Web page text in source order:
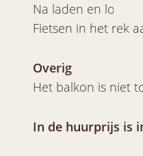
Na laden en
Fietsen in het rek
Overig
Het balkon is niet
In de huurprijs is